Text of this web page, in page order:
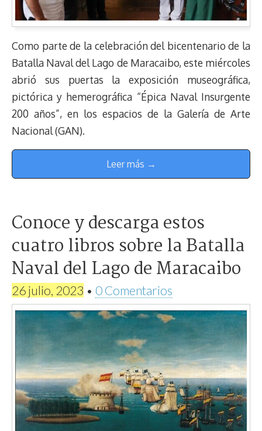
Como parte de la celebración del bicentenario de la
Batalla Naval del Lago de Maracaibo, este miércoles
abrió sus puertas la exposición museográfica,
pictórica y hemerográfica “Épica Naval Insurgente
200 años”, en los espacios de la Galería de Arte
Nacional (GAN).
Leer más →
Conoce y descarga estos
cuatro libros sobre la Batalla
Naval del Lago de Maracaibo
26 julio, 2023 • 0 Comentarios